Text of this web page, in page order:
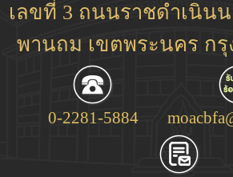
เลขที่ 3 ถนนราชดำเนิน
พานถม เขตพระนคร กรุ
0-2281-5884